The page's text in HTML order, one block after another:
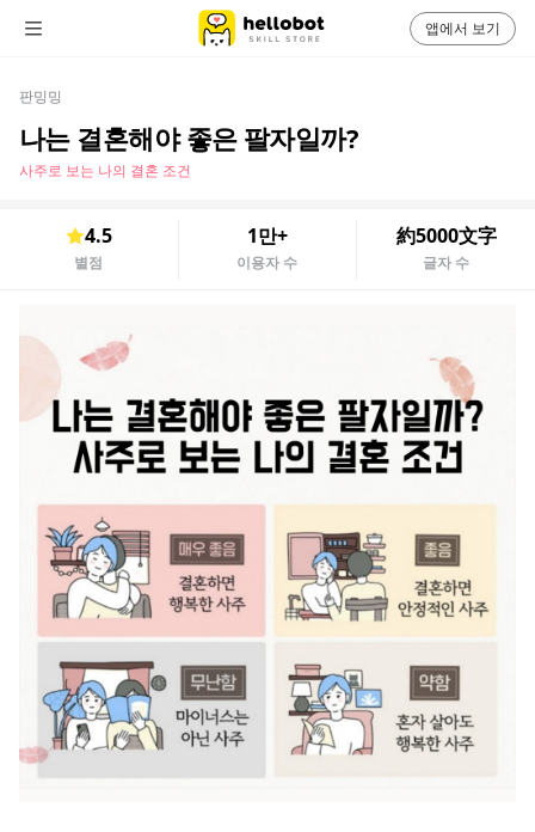
판밍밍
나는 결혼해야 좋은 팔자일까?
사주로 보는 나의 결혼 조건
4.5
별점
1만+
이용자 수
約5000文字
글자 수
앱에서 보기